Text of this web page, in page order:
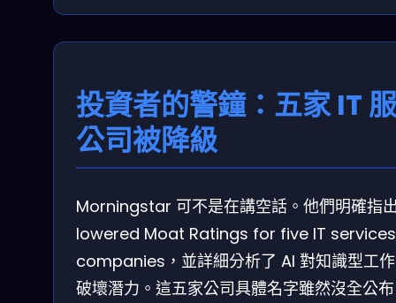
投資者的警鐘：五家 IT
公司被降級
Morningstar 可不是在講空話。他們明確指
lowered Moat Ratings for five IT services
companies，並詳細分析了 AI 對知識型工
破壞潛力。這五家公司具體名字雖然沒全公